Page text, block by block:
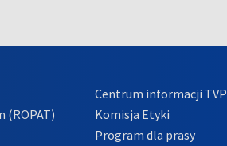
(ROPAT)
Centrum informacji TVP
Komisja Etyki
Program dla prasy